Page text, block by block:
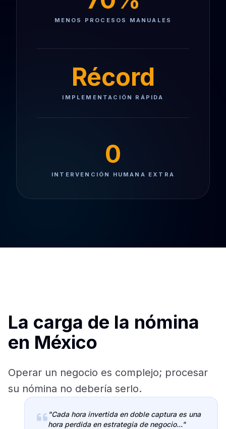
MENOS PROCESOS MANUALES
Récord
IMPLEMENTACIÓN RÁPIDA
0
INTERVENCIÓN HUMANA EXTRA
La carga de la nómina
en México
Operar un negocio es complejo; procesar
su nómina no debería serlo.
"Cada hora invertida en doble captura es una
hora perdida en estrategia de negocio..."